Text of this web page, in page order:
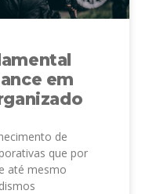
em
de
que por
até mesmo